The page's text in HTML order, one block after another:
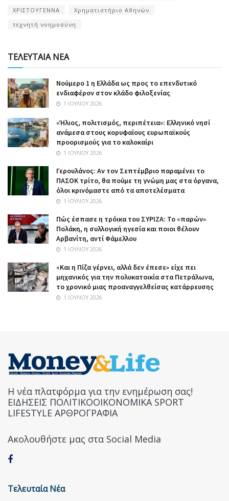
ΧΡΙΣΤΟΥΓΕΝΝΑ
Χρηματιστήριο Αθηνών
τεχνητή νοημοσύνη
ΤΕΛΕΥΤΑΙΑ ΝΕΑ
Nούμερο 1 η Ελλάδα ως προς το επενδυτικό
ενδιαφέρον στον κλάδο φιλοξενίας
1 ΙΟΥΛΊΟΥ 2026
«Ήλιος, πολιτισμός, περιπέτεια»: Ελληνικό νησί
ανάμεσα στους κορυφαίους ευρωπαϊκούς
προορισμούς για το καλοκαίρι
1 ΙΟΥΛΊΟΥ 2026
Γερουλάνος: Αν τον Σεπτέμβριο παραμένει το
ΠΑΣΟΚ τρίτο, θα πούμε τη γνώμη μας στα όργανα,
όλοι κρινόμαστε από τα αποτελέσματα
1 ΙΟΥΛΊΟΥ 2026
Πώς έσπασε η τρόικα του ΣΥΡΙΖΑ: Το «παρών»
Πολάκη, η συλλογική ηγεσία και ποιοι θέλουν
Αρβανίτη, αντί Φάμελλου
1 ΙΟΥΛΊΟΥ 2026
«Και η Πίζα γέρνει, αλλά δεν έπεσε» είχε πει
μηχανικός για την πολυκατοικία στα Πετράλωνα,
το χρονικό μιας προαναγγελθείσας κατάρρευσης
1 ΙΟΥΛΊΟΥ 2026
Η νέα πλατφόρμα για την ενημέρωση σας!
ΕΙΔΗΣΕΙΣ ΠΟΛΙΤΙΚΟΟΙΚΟΝΟΜΙΚΑ SPORT
LIFESTYLE ΑΡΘΡΟΓΡΑΦΙΑ
Ακολουθήστε μας στα Social Media
Τελευταία Νέα